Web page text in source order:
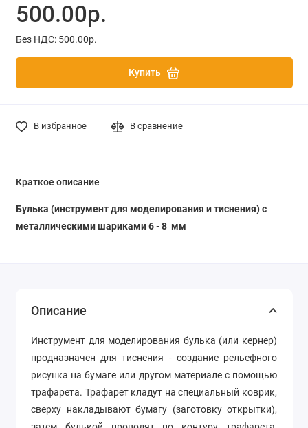
500.00р.
Без НДС: 500.00р.
Купить
В избранное В сравнение
Краткое описание
Булька (инструмент для моделирования и тиснения) с
металлическими шариками 6 - 8 мм
Описание
Инструмент для моделирования булька (или кернер)
продназначен для тиснения - создание рельефного
рисунка на бумаге или другом материале с помощью
трафарета. Трафарет кладут на специальный коврик,
сверху накладывают бумагу (заготовку открытки),